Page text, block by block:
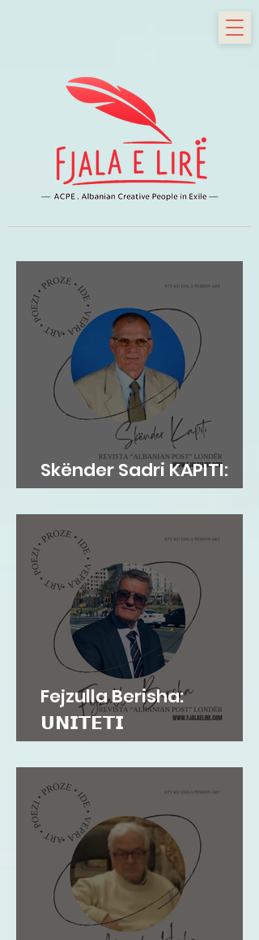
Skënder Sadri KAPITI:
Adem Jashari dhe...
Fejzulla Berisha:
𝗨𝗡𝗜𝗧𝗘𝗧𝗜
𝗜𝗡𝗦𝗧𝗜𝗧𝗨𝗖𝗜𝗢𝗡𝗔𝗟...